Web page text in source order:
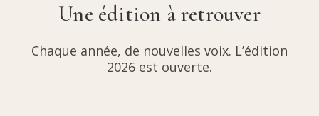
Une édition à retrouver
Chaque année, de nouvelles voix. L’édition
2026 est ouverte.